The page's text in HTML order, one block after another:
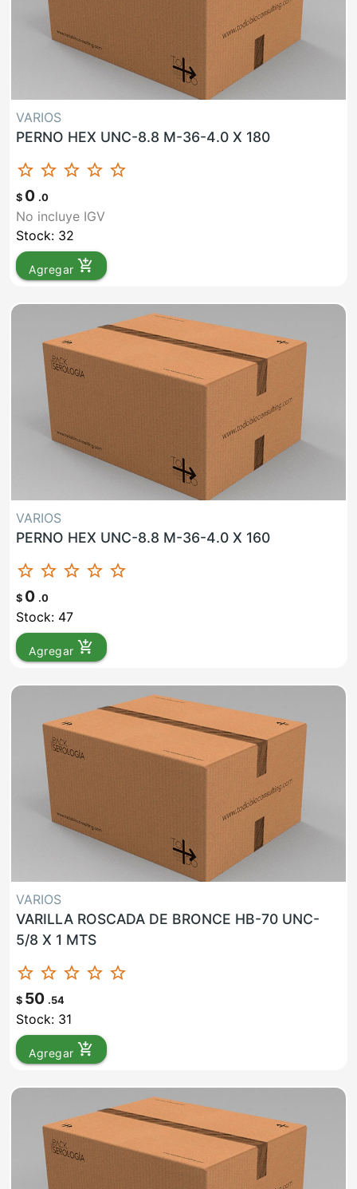
VARIOS
PERNO HEX UNC-8.8 M-36-4.0 X 180
star_border star_border star_border star_border star_border
$ 0 .0
No incluye IGV
Stock: 32
Agregar add_shopping_cart
VARIOS
PERNO HEX UNC-8.8 M-36-4.0 X 160
star_border star_border star_border star_border star_border
$ 0 .0
Stock: 47
Agregar add_shopping_cart
VARIOS
VARILLA ROSCADA DE BRONCE HB-70 UNC-
5/8 X 1 MTS
star_border star_border star_border star_border star_border
$ 50 .54
Stock: 31
Agregar add_shopping_cart